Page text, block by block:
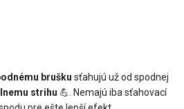
brušku sťahujú už od spodnej
strihu 💪. Nemajú iba sťahovací